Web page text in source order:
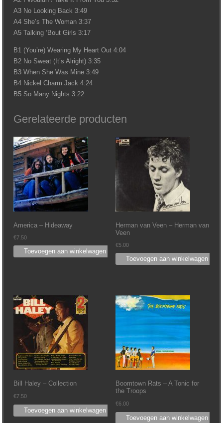
A3 No Looking Back 3:49
A4 She’s The Woman 3:37
A5 Talking ‘Bout Girls 3:17
B1 (You’re) Wearing My Heart Out 4:04
B2 No Sweat (It’s Alright) 3:35
B3 When She Was Mine 3:49
B4 Nickel Charm Jack 4:24
B5 So Many Nights 3:22
Gerelateerde producten
America – Hideaway
€7.50
Toevoegen aan winkelwagen
Herman van Veen – Herman van
Veen
€5.00
Toevoegen aan winkelwagen
Bill Haley – Collection
€7.50
Toevoegen aan winkelwagen
Boomtown Rats – A Tonic for
the Troops
€6.00
Toevoegen aan winkelwagen